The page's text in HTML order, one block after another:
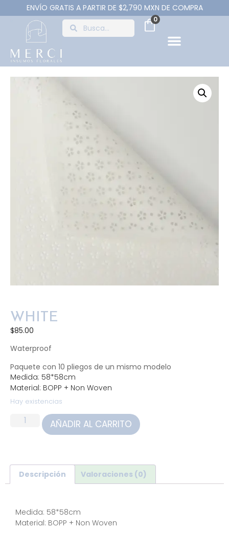
ENVÍO GRATIS A PARTIR DE $2,790 MXN DE COMPRA
0
WHITE
$85.00
Waterproof
Paquete con 10 pliegos de un mismo modelo
Medida: 58*58cm
Material: BOPP + Non Woven
Hay existencias
AÑADIR AL CARRITO
Descripción Valoraciones (0)
Medida: 58*58cm
Material: BOPP + Non Woven